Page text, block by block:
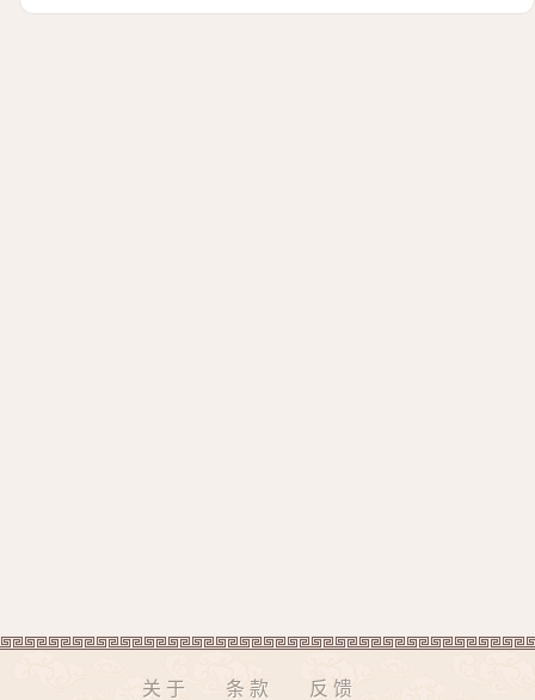
关于 条款 反馈